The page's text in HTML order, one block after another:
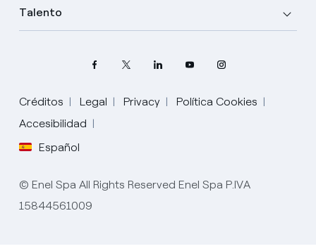
Talento
Créditos Legal Privacy
Política Cookies
Accesibilidad
Español
Elige tu idioma
Inglés
Español
© Enel Spa All Rights Reserved Enel Spa P.IVA
15844561009